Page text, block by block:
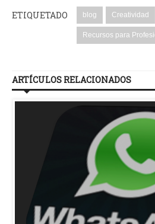
ETIQUETADO blog Creatividad
Recursos para
ARTÍCULOS RELACIONADOS